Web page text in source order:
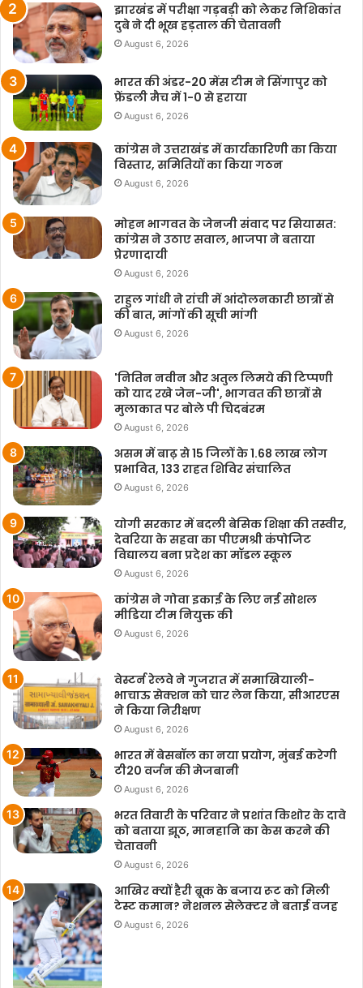
झारखंड में परीक्षा गड़बड़ी को लेकर निशिकांत
दुबे ने दी भूख हड़ताल की चेतावनी
August 6, 2026
भारत की अंडर-20 मेंस टीम ने सिंगापुर को
फ्रेंडली मैच में 1-0 से हराया
August 6, 2026
कांग्रेस ने उत्तराखंड में कार्यकारिणी का किया
विस्तार, समितियों का किया गठन
August 6, 2026
मोहन भागवत के जेनजी संवाद पर सियासत:
कांग्रेस ने उठाए सवाल, भाजपा ने बताया
प्रेरणादायी
August 6, 2026
राहुल गांधी ने रांची में आंदोलनकारी छात्रों से
की बात, मांगों की सूची मांगी
August 6, 2026
'नितिन नवीन और अतुल लिमये की टिप्पणी
को याद रखे जेन-जी', भागवत की छात्रों से
मुलाकात पर बोले पी चिदबंरम
August 6, 2026
असम में बाढ़ से 15 जिलों के 1.68 लाख लोग
प्रभावित, 133 राहत शिविर संचालित
August 6, 2026
योगी सरकार में बदली बेसिक शिक्षा की तस्वीर,
देवरिया के सहवा का पीएमश्री कंपोजिट
विद्यालय बना प्रदेश का मॉडल स्कूल
August 6, 2026
कांग्रेस ने गोवा इकाई के लिए नई सोशल
मीडिया टीम नियुक्त की
August 6, 2026
वेस्टर्न रेलवे ने गुजरात में समाखियाली-
भाचाऊ सेक्शन को चार लेन किया, सीआरएस
ने किया निरीक्षण
August 6, 2026
भारत में बेसबॉल का नया प्रयोग, मुंबई करेगी
टी20 वर्जन की मेजबानी
August 6, 2026
भरत तिवारी के परिवार ने प्रशांत किशोर के दावे
को बताया झूठ, मानहानि का केस करने की
चेतावनी
August 6, 2026
आखिर क्यों हैरी ब्रूक के बजाय रूट को मिली
टेस्ट कमान? नेशनल सेलेक्टर ने बताई वजह
August 6, 2026